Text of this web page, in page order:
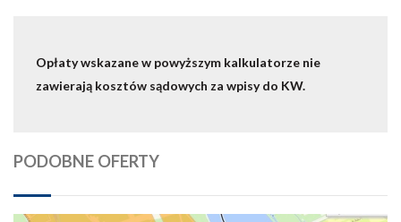
Opłaty wskazane w powyższym kalkulatorze nie
zawierają kosztów sądowych za wpisy do KW.
PODOBNE OFERTY